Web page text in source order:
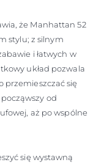
że Manhattan 52
stylu; z silnym
i łatwych w
układ pozwala
przemieszczać się
od
aż po wspólne
się wystawną